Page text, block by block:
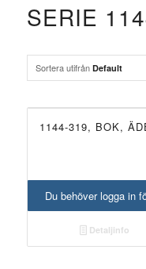
SERIE
Sortera utifrån Default
1144-319, BOK,
Du behöver logga in
Detaljinfo